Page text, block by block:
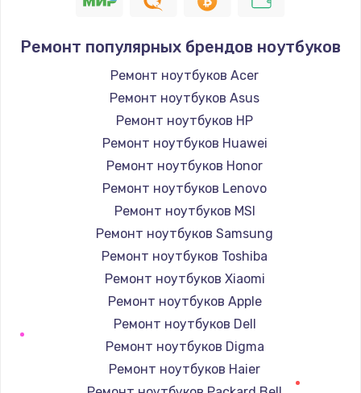
Замена шлейфа матрицы
Заказать
Замена экрана
940 руб.
Заказать
Замена северного моста
2750 руб.
Заказать
Восстановление данных
990 руб.
Заказать
Замена SSD
Ремонт популярных брендов ноутбуков
Ремонт ноутбуков Acer
Ремонт ноутбуков Asus
Ремонт ноутбуков HP
Ремонт ноутбуков Huawei
Ремонт ноутбуков Honor
Ремонт ноутбуков Lenovo
Ремонт ноутбуков MSI
Ремонт ноутбуков Samsung
Ремонт ноутбуков Toshiba
Ремонт ноутбуков Xiaomi
Ремонт ноутбуков Apple
Ремонт ноутбуков Dell
Ремонт ноутбуков Digma
Ремонт ноутбуков Haier